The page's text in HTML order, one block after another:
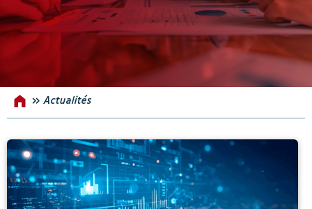
Pourquoi nous choisir
Nos incontournables
Accueil
»Actualités